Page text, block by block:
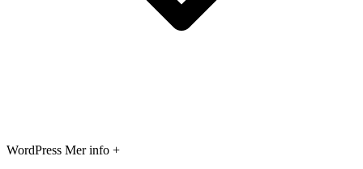
WordPress Mer info +